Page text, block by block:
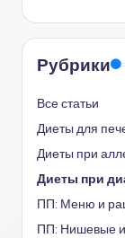
Рубрики
Все статьи
Диеты для
Диеты при
Диеты при
ПП: Меню и
ПП: Нишевые